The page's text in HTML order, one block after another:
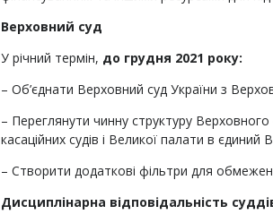
Верховний суд
У річний термін, до грудня 2021 року:
– Об’єднати Верховний суд України з
– Переглянути чинну структуру
касаційних судів і Великої палати в
– Створити додаткові фільтри для
Дисциплінарна відповідальність